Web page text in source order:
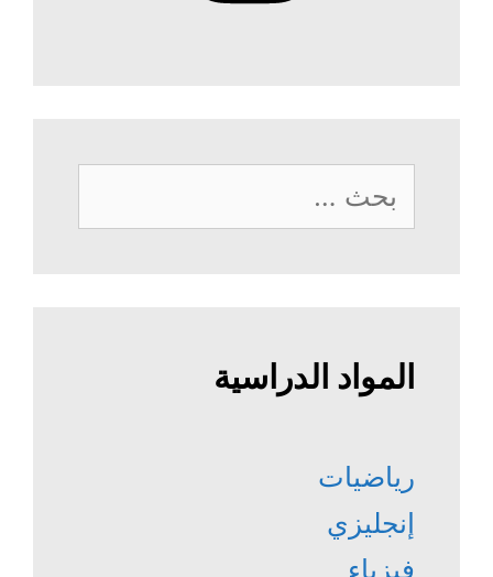
البحث
عن:
المواد الدراسية
رياضيات
إنجليزي
فيزياء